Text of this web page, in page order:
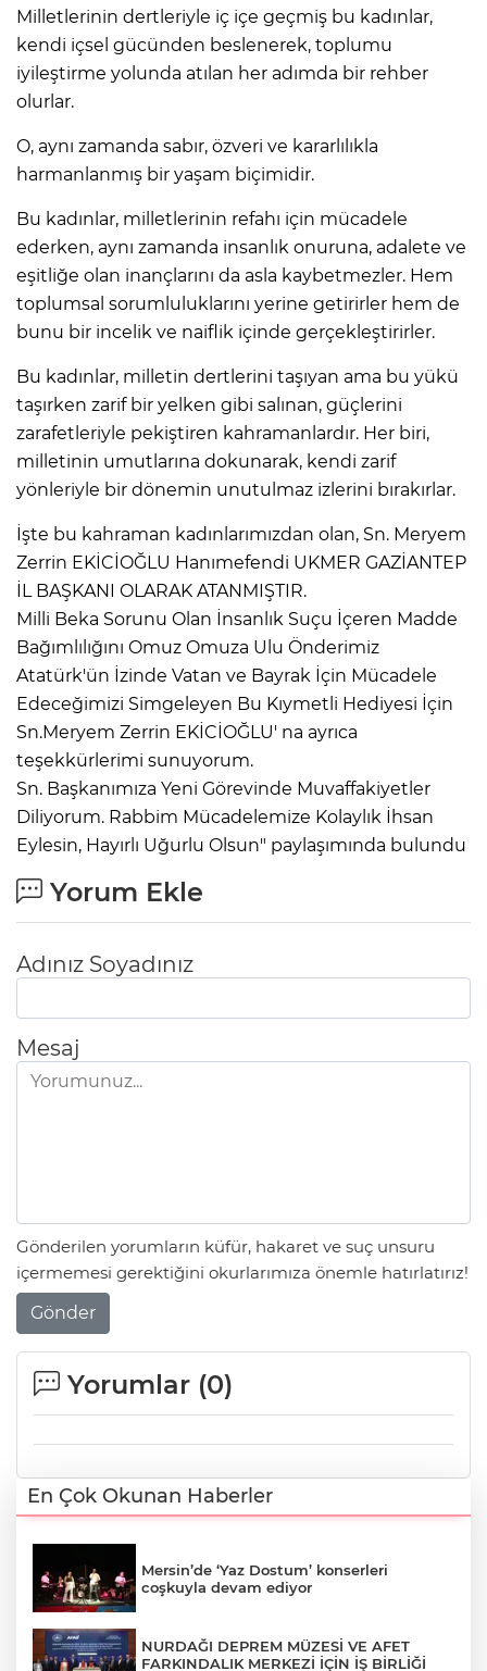
Milletlerinin dertleriyle iç içe geçmiş bu kadınlar,
kendi içsel gücünden beslenerek, toplumu
iyileştirme yolunda atılan her adımda bir rehber
olurlar.
O, aynı zamanda sabır, özveri ve kararlılıkla
harmanlanmış bir yaşam biçimidir.
Bu kadınlar, milletlerinin refahı için mücadele
ederken, aynı zamanda insanlık onuruna, adalete ve
eşitliğe olan inançlarını da asla kaybetmezler. Hem
toplumsal sorumluluklarını yerine getirirler hem de
bunu bir incelik ve naiflik içinde gerçekleştirirler.
Bu kadınlar, milletin dertlerini taşıyan ama bu yükü
taşırken zarif bir yelken gibi salınan, güçlerini
zarafetleriyle pekiştiren kahramanlardır. Her biri,
milletinin umutlarına dokunarak, kendi zarif
yönleriyle bir dönemin unutulmaz izlerini bırakırlar.
İşte bu kahraman kadınlarımızdan olan, Sn. Meryem
Zerrin EKİCİOĞLU Hanımefendi UKMER GAZİANTEP
İL BAŞKANI OLARAK ATANMIŞTIR.
Milli Beka Sorunu Olan İnsanlık Suçu İçeren Madde
Bağımlılığını Omuz Omuza Ulu Önderimiz
Atatürk'ün İzinde Vatan ve Bayrak İçin Mücadele
Edeceğimizi Simgeleyen Bu Kıymetli Hediyesi İçin
Sn.Meryem Zerrin EKİCİOĞLU' na ayrıca
teşekkürlerimi sunuyorum.
Sn. Başkanımıza Yeni Görevinde Muvaffakiyetler
Diliyorum. Rabbim Mücadelemize Kolaylık İhsan
Eylesin, Hayırlı Uğurlu Olsun" paylaşımında bulundu
Yorum Ekle
Adınız Soyadınız
Mesaj
Gönderilen yorumların küfür, hakaret ve suç unsuru
içermemesi gerektiğini okurlarımıza önemle hatırlatırız!
Gönder
Yorumlar (0)
En Çok Okunan Haberler
Mersin’de ‘Yaz Dostum’ konserleri
coşkuyla devam ediyor
NURDAĞI DEPREM MÜZESİ VE AFET
FARKINDALIK MERKEZİ İÇİN İŞ BİRLİĞİ